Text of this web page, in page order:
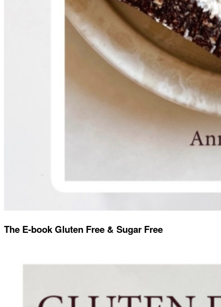
The E-book Gluten Free & Sugar Free